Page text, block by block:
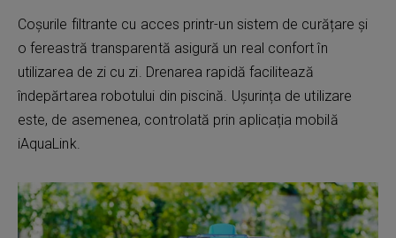
Coșurile filtrante cu acces printr-un sistem de curățare și
o fereastră transparentă asigură un real confort în
utilizarea de zi cu zi. Drenarea rapidă facilitează
îndepărtarea robotului din piscină. Ușurința de utilizare
este, de asemenea, controlată prin aplicația mobilă
iAquaLink.